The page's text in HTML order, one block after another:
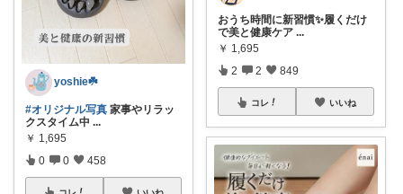
yoshie☘️
#オリジナル写真 家事やリラッ
クスタイム中 ...
￥ 1,695
0 0 458
コレ いいね
おうち時間に新習慣✨履くだけ
で美と健康ケア ...
￥ 1,695
2 2 849
コレ いいね